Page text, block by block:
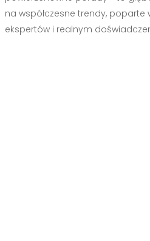
na współczesne trendy, poparte
ekspertów i realnym